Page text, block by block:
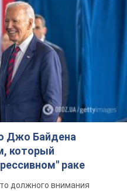
Джо Байдена
который
раке
должного внимания